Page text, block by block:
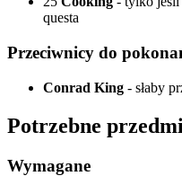
questa
Przeciwnicy do
Conrad King - słaby
Potrzebne
Wymagane